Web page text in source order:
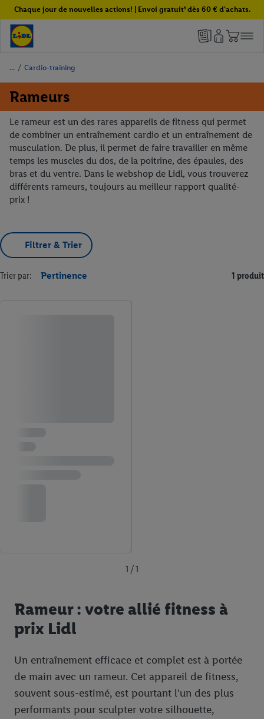
Chaque jour de nouvelles actions! | Envoi gratuit¹ dès 60 € d'achats.
/ Cardio-training
Rameurs
Le rameur est un des rares appareils de fitness qui permet
de combiner un entraînement cardio et un entraînement de
musculation. De plus, il permet de faire travailler en même
temps les muscles du dos, de la poitrine, des épaules, des
bras et du ventre. Dans le webshop de Lidl, vous trouverez
différents rameurs, toujours au meilleur rapport qualité-
prix !
Filtrer & Trier
Trier par: Pertinence 1 produit
1 / 1
Rameur : votre allié fitness à
prix Lidl
Un entraînement efficace et complet est à portée
de main avec un rameur. Cet appareil de fitness,
souvent sous-estimé, est pourtant l'un des plus
performants pour sculpter votre silhouette,